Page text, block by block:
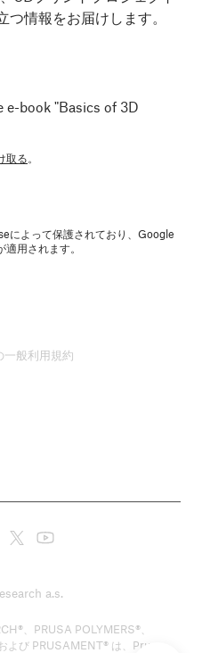
情報をお届けします。
e-book "Basics of 3D
取る。
によって保護されており、Google
適用されます。
般利用規約
a.s.
、PRUSA POLYMERS®、
び PRUSAMENT® は、Prusa